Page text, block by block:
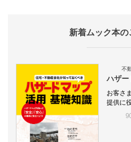
新着ムック本の
不
ハザー
お客さ
提供に